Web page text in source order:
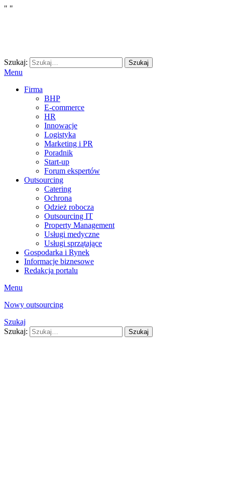
" "
Szukaj: Szukaj
Menu
Firma
BHP
E-commerce
HR
Innowacje
Logistyka
Marketing i PR
Poradnik
Start-up
Forum ekspertów
Outsourcing
Catering
Ochrona
Odzież robocza
Outsourcing IT
Property Management
Usługi medyczne
Usługi sprzątające
Gospodarka i Rynek
Informacje biznesowe
Redakcja portalu
Menu
Nowy outsourcing
Szukaj
Szukaj:
Szukaj